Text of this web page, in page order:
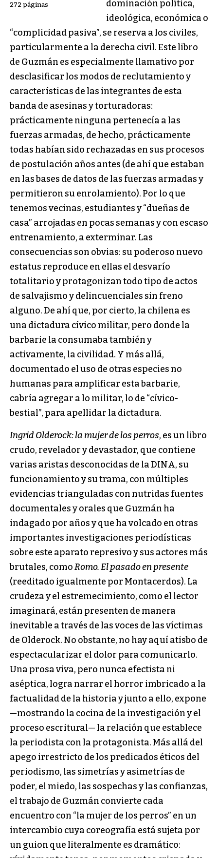
272 páginas
dominación política,
ideológica, económica o
“complicidad pasiva”, se reserva a los civiles,
particularmente a la derecha civil. Este libro
de Guzmán es especialmente llamativo por
desclasificar los modos de reclutamiento y
características de las integrantes de esta
banda de asesinas y torturadoras:
prácticamente ninguna pertenecía a las
fuerzas armadas, de hecho, prácticamente
todas habían sido rechazadas en sus procesos
de postulación años antes (de ahí que estaban
en las bases de datos de las fuerzas armadas y
permitieron su enrolamiento). Por lo que
tenemos vecinas, estudiantes y “dueñas de
casa” arrojadas en pocas semanas y con escaso
entrenamiento, a exterminar. Las
consecuencias son obvias: su poderoso nuevo
estatus reproduce en ellas el desvarío
totalitario y protagonizan todo tipo de actos
de salvajismo y delincuenciales sin freno
alguno. De ahí que, por cierto, la chilena es
una dictadura cívico militar, pero donde la
barbarie la consumaba también y
activamente, la civilidad. Y más allá,
documentado el uso de otras especies no
humanas para amplificar esta barbarie,
cabría agregar a lo militar, lo de “cívico-
bestial”, para apellidar la dictadura.
Ingrid Olderock: la mujer de los perros, es un libro
crudo, revelador y devastador, que contiene
varias aristas desconocidas de la DINA, su
funcionamiento y su trama, con múltiples
evidencias trianguladas con nutridas fuentes
documentales y orales que Guzmán ha
indagado por años y que ha volcado en otras
importantes investigaciones periodísticas
sobre este aparato represivo y sus actores más
brutales, comoRomo. El pasado en presente
(reeditado igualmente por Montacerdos). La
crudeza y el estremecimiento, como el lector
imaginará, están presenten de manera
inevitable a través de las voces de las víctimas
de Olderock. No obstante, no hay aquí atisbo de
espectacularizar el dolor para comunicarlo.
Una prosa viva, pero nunca efectista ni
aséptica, logra narrar el horror imbricado a la
factualidad de la historia y junto a ello, expone
—mostrando la cocina de la investigación y el
proceso escritural— la relación que establece
la periodista con la protagonista. Más allá del
apego irrestricto de los predicados éticos del
periodismo, las simetrías y asimetrías de
poder, el miedo, las sospechas y las confianzas,
el trabajo de Guzmán convierte cada
encuentro con “la mujer de los perros” en un
intercambio cuya coreografía está sujeta por
un guion que literalmente es dramático: